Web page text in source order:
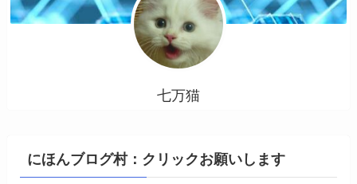
七万猫
にほんブログ村：クリックお願いします